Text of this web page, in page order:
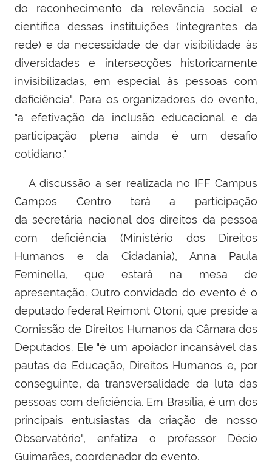
do reconhecimento da relevância social e
científica dessas instituições (integrantes da
rede) e da necessidade de dar visibilidade às
diversidades e intersecções historicamente
invisibilizadas, em especial às pessoas com
deficiência". Para os organizadores do evento,
"a efetivação da inclusão educacional e da
participação plena ainda é um desafio
cotidiano."
A discussão a ser realizada no IFF Campus
Campos Centro terá a participação
da secretária nacional dos direitos da pessoa
com deficiência (Ministério dos Direitos
Humanos e da Cidadania), Anna Paula
Feminella, que estará na mesa de
apresentação. Outro convidado do evento é o
deputado federal Reimont Otoni, que preside a
Comissão de Direitos Humanos da Câmara dos
Deputados. Ele "é um apoiador incansável das
pautas de Educação, Direitos Humanos e, por
conseguinte, da transversalidade da luta das
pessoas com deficiência. Em Brasília, é um dos
principais entusiastas da criação de nosso
Observatório", enfatiza o professor Décio
Guimarães, coordenador do evento.